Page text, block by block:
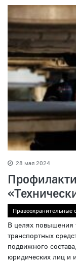
28 мая 2024
Правоохранительные
В целях повышения
транспортных
подвижного
юридических лиц и